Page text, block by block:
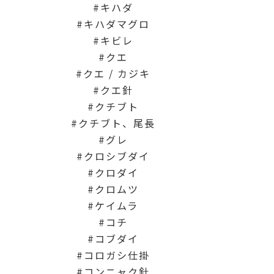
キハダ
キハダマグロ
キビレ
クエ
クエ / カジキ
クエ針
クチブト
クチブト、尾長
グレ
クロシブダイ
クロダイ
クロムツ
ケイムラ
コチ
コブダイ
コロガシ仕掛